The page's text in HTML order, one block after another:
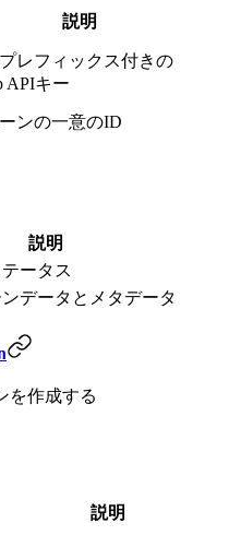
説明
レフィックス付きの
APIキー
ンの一意のID
説明
ータス
データとメタデータ
を作成する
説明